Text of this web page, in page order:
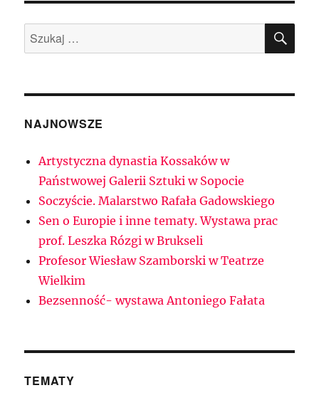
Szukaj:
NAJNOWSZE
Artystyczna dynastia Kossaków w
Państwowej Galerii Sztuki w Sopocie
Soczyście. Malarstwo Rafała Gadowskiego
Sen o Europie i inne tematy. Wystawa prac
prof. Leszka Rózgi w Brukseli
Profesor Wiesław Szamborski w Teatrze
Wielkim
Bezsenność- wystawa Antoniego Fałata
TEMATY